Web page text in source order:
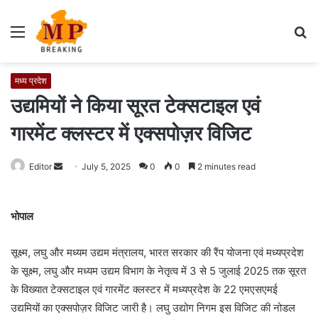
Menu
मध्य प्रदेश
उद्यमियों ने किया सूरत टेक्सटाइल एवं
गारमेंट क्लस्टर में एक्सपोज़र विजिट
Editor
n
e
m
a
July 5, 2025 0 0 2 minutes read
भोपाल
सूक्ष्म, लघु और मध्यम उद्यम मंत्रालय, भारत सरकार की रैंप योजना एवं मध्यप्रदेश
के सूक्ष्म, लघु और मध्यम उद्यम विभाग के नेतृत्व में 3 से 5 जुलाई 2025 तक सूरत
के विख्यात टेक्सटाइल एवं गारमेंट क्लस्टर में मध्यप्रदेश के 22 एमएसएमई
उद्यमियों का एक्सपोज़र विजिट जारी है। लघु उद्योग निगम इस विजिट की नोडल